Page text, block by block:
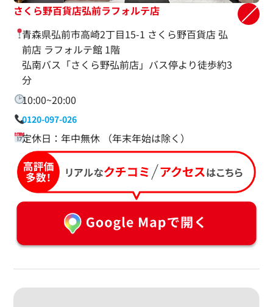
さくら野百貨店弘前ラフォルテ店
青森県弘前市高崎2丁目15-1 さくら野百貨店 弘
前店 ラフォルテ館 1階
弘南バス「さくら野弘前店」バス停より徒歩約3
分
10:00~20:00
0120-097-026
定休日：年中無休 （年末年始は除く）